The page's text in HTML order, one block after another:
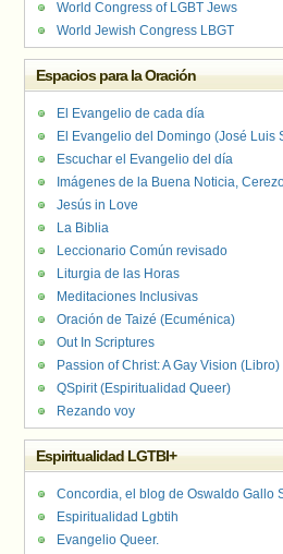
World Congress of LGBT Jews
World Jewish Congress LBGT
Espacios para la Oración
El Evangelio de cada día
El Evangelio del Domingo (José Luis
Escuchar el Evangelio del día
Imágenes de la Buena Noticia,
Jesús in Love
La Biblia
Leccionario Común revisado
Liturgia de las Horas
Meditaciones Inclusivas
Oración de Taizé (Ecuménica)
Out In Scriptures
Passion of Christ: A Gay Vision (Libro)
QSpirit (Espiritualidad Queer)
Rezando voy
Espiritualidad LGTBI+
Concordia, el blog de Oswaldo Gallo
Espiritualidad Lgbtih
Evangelio Queer.